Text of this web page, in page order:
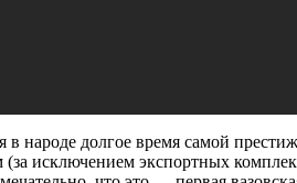
в народе долгое время самой
(за исключением экспортных